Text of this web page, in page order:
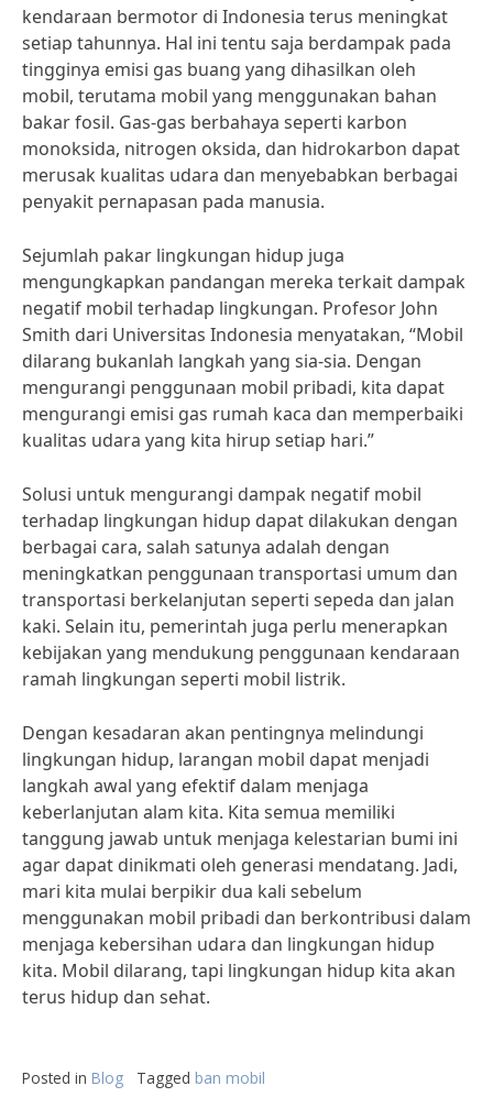
kendaraan bermotor di Indonesia terus meningkat
setiap tahunnya. Hal ini tentu saja berdampak pada
tingginya emisi gas buang yang dihasilkan oleh
mobil, terutama mobil yang menggunakan bahan
bakar fosil. Gas-gas berbahaya seperti karbon
monoksida, nitrogen oksida, dan hidrokarbon dapat
merusak kualitas udara dan menyebabkan berbagai
penyakit pernapasan pada manusia.
Sejumlah pakar lingkungan hidup juga
mengungkapkan pandangan mereka terkait dampak
negatif mobil terhadap lingkungan. Profesor John
Smith dari Universitas Indonesia menyatakan, “Mobil
dilarang bukanlah langkah yang sia-sia. Dengan
mengurangi penggunaan mobil pribadi, kita dapat
mengurangi emisi gas rumah kaca dan memperbaiki
kualitas udara yang kita hirup setiap hari.”
Solusi untuk mengurangi dampak negatif mobil
terhadap lingkungan hidup dapat dilakukan dengan
berbagai cara, salah satunya adalah dengan
meningkatkan penggunaan transportasi umum dan
transportasi berkelanjutan seperti sepeda dan jalan
kaki. Selain itu, pemerintah juga perlu menerapkan
kebijakan yang mendukung penggunaan kendaraan
ramah lingkungan seperti mobil listrik.
Dengan kesadaran akan pentingnya melindungi
lingkungan hidup, larangan mobil dapat menjadi
langkah awal yang efektif dalam menjaga
keberlanjutan alam kita. Kita semua memiliki
tanggung jawab untuk menjaga kelestarian bumi ini
agar dapat dinikmati oleh generasi mendatang. Jadi,
mari kita mulai berpikir dua kali sebelum
menggunakan mobil pribadi dan berkontribusi dalam
menjaga kebersihan udara dan lingkungan hidup
kita. Mobil dilarang, tapi lingkungan hidup kita akan
terus hidup dan sehat.
Posted in Blog Tagged ban mobil